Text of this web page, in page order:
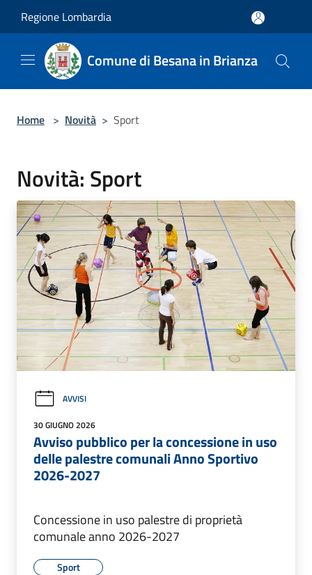
Regione Lombardia
Comune di Besana in Brianza
Home > Novità > Sport
Novità: Sport
AVVISI
30 GIUGNO 2026
Avviso pubblico per la concessione in uso
delle palestre comunali Anno Sportivo
2026-2027
Concessione in uso palestre di proprietà
comunale anno 2026-2027
Sport